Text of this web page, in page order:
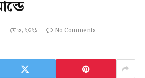
মে ৩, ২০২১
No Comments